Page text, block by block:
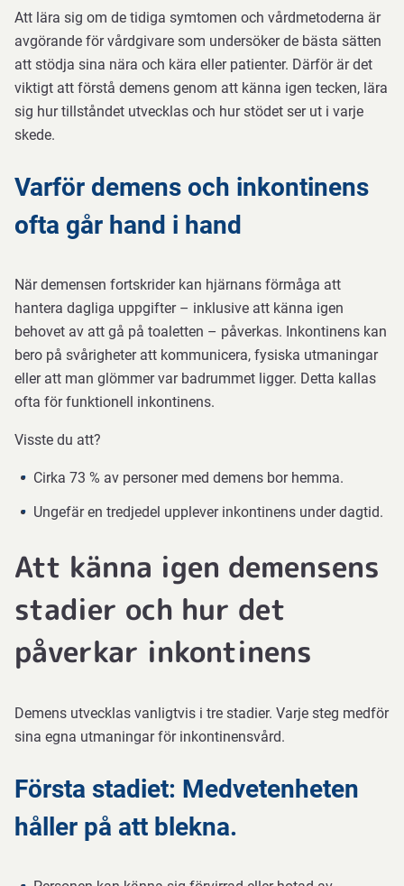
Att lära sig om de tidiga symtomen och vårdmetoderna är
avgörande för vårdgivare som undersöker de bästa sätten
att stödja sina nära och kära eller patienter. Därför är det
viktigt att förstå demens genom att känna igen tecken, lära
sig hur tillståndet utvecklas och hur stödet ser ut i varje
skede.
Varför demens och inkontinens
ofta går hand i hand
När demensen fortskrider kan hjärnans förmåga att
hantera dagliga uppgifter – inklusive att känna igen
behovet av att gå på toaletten – påverkas. Inkontinens kan
bero på svårigheter att kommunicera, fysiska utmaningar
eller att man glömmer var badrummet ligger. Detta kallas
ofta för funktionell inkontinens.
Visste du att?
Cirka 73 % av personer med demens bor hemma.
Ungefär en tredjedel upplever inkontinens under dagtid.
Att känna igen demensens
stadier och hur det
påverkar inkontinens
Demens utvecklas vanligtvis i tre stadier. Varje steg medför
sina egna utmaningar för inkontinensvård.
Första stadiet: Medvetenheten
håller på att blekna.